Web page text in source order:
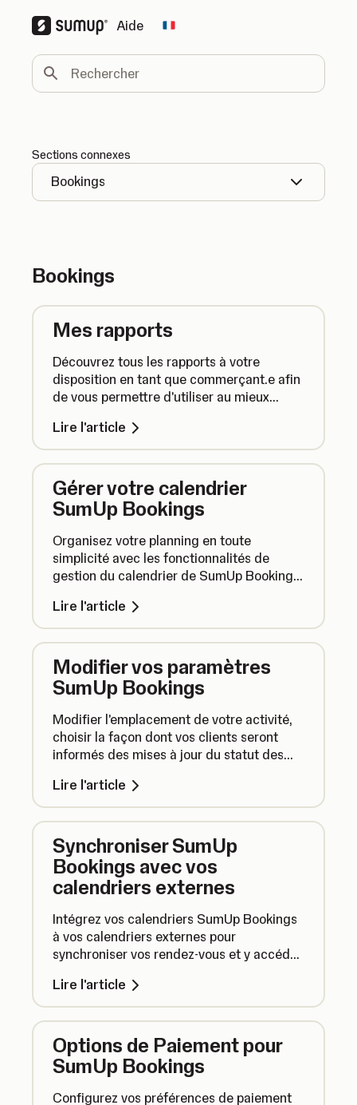
Aide Change country
Rechercher
Sections connexes
Bookings
Bookings
Mes rapports
Découvrez tous les rapports à votre
disposition en tant que commerçant.e afin
de vous permettre d'utiliser au mieux
entreprise.
Lire l'article
Gérer votre calendrier
SumUp Bookings
Organisez votre planning en toute
simplicité avec les fonctionnalités de
gestion du calendrier de SumUp Bookings.
Lire l'article
Modifier vos paramètres
SumUp Bookings
Modifier l'emplacement de votre activité,
choisir la façon dont vos clients seront
informés des mises à jour du statut des
découvrez comment gérer vos paramètres
SumUp Bookings.
Lire l'article
Synchroniser SumUp
Bookings avec vos
calendriers externes
Intégrez vos calendriers SumUp Bookings
à vos calendriers externes pour
synchroniser vos rendez-vous et y accéder
Lire l'article
Options de Paiement pour
SumUp Bookings
Configurez vos préférences de paiement